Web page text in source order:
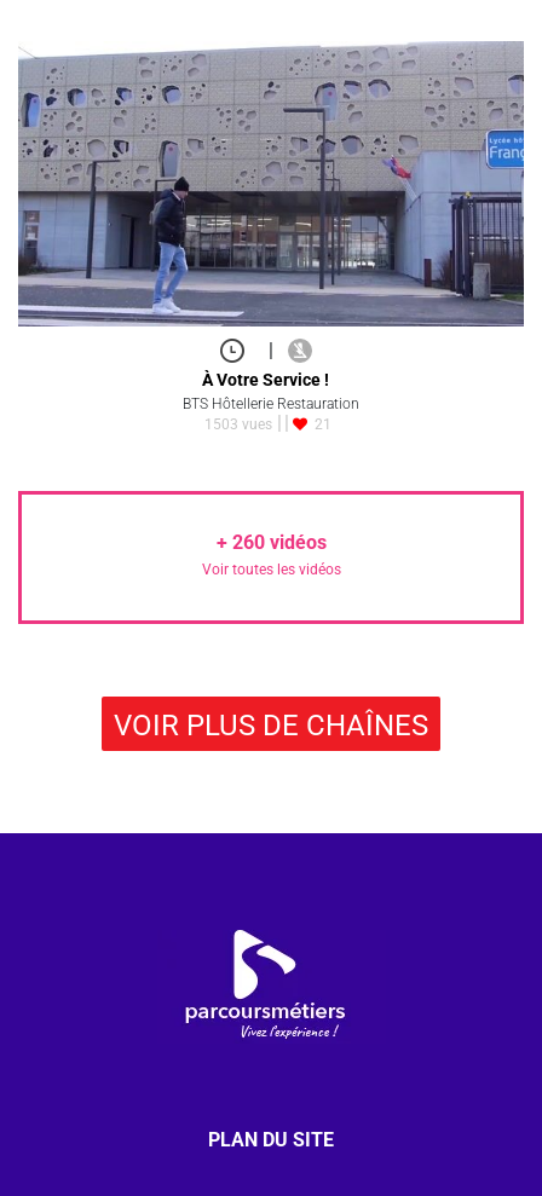
|
À Votre Service !
BTS Hôtellerie Restauration
1503 vues
21
+ 260vidéos
Voir toutes les vidéos
VOIR PLUS DE CHAÎNES
PLAN DU SITE